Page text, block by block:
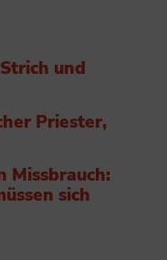
und
Priester,
Missbrauch:
sich